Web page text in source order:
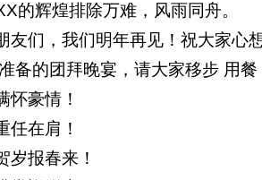
的辉煌排除万难，风雨同舟。
友们，我们明年再见！祝大家心
备的团拜晚宴，请大家移步 用
怀豪情！
任在肩！
岁报春来！